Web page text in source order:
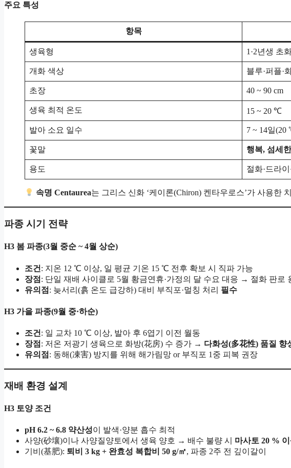
주요 특성
항목
생육형 1·2년생 초
개화 색상 블루·퍼플·
초장 40 ~ 90 cm
생육 최적 온도 15 ~ 20 ℃
발아 소요 일수 7 ~ 14일
꽃말 행복, 섬세
용도 절화·드라
속명 Centaurea는 그리스 신화 ‘케이론(Chiron) 켄타우로스’가 사용한
파종 시기 전략
H3 봄 파종(3월 중순 ~ 4월 상순)
조건 : 지온 12 ℃ 이상, 일 평균 기온 15 ℃ 전후 확보 시 직파 가능
장점 : 단일 재배 사이클로 5월 황금연휴·가정의 달 수요 대응 → 절화 판로
유의점 : 늦서리(흙 온도 급강하) 대비 부직포·멀칭 처리 필수
H3 가을 파종(9월 중·하순)
조건 : 일 교차 10 ℃ 이상, 발아 후 6엽기 이전 월동
장점 : 저온 저광기 생육으로 화방(花房) 수 증가 → 다화성(多花性) 품질 향
유의점 : 동해(凍害) 방지를 위해 해가림망 or 부직포 1중 피복 권장
재배 환경 설계
H3 토양 조건
pH 6.2 ~ 6.8 약산성이 발색·양분 흡수 최적
사양(砂壤)이나 사양질양토에서 생육 양호 → 배수 불량 시 마사토 20 %
기비(基肥): 퇴비 3 kg + 완효성 복합비 50 g/㎡, 파종 2주 전 깊이갈이